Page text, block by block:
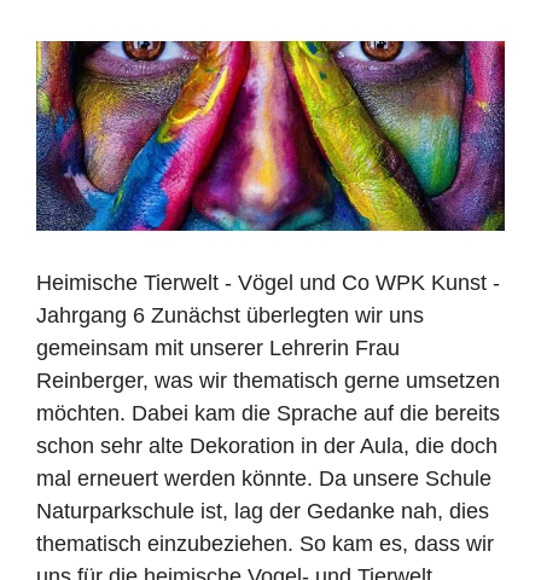
Heimische Tierwelt - Vögel und Co WPK Kunst -
Jahrgang 6 Zunächst überlegten wir uns
gemeinsam mit unserer Lehrerin Frau
Reinberger, was wir thematisch gerne umsetzen
möchten. Dabei kam die Sprache auf die bereits
schon sehr alte Dekoration in der Aula, die doch
mal erneuert werden könnte. Da unsere Schule
Naturparkschule ist, lag der Gedanke nah, dies
thematisch einzubeziehen. So kam es, dass wir